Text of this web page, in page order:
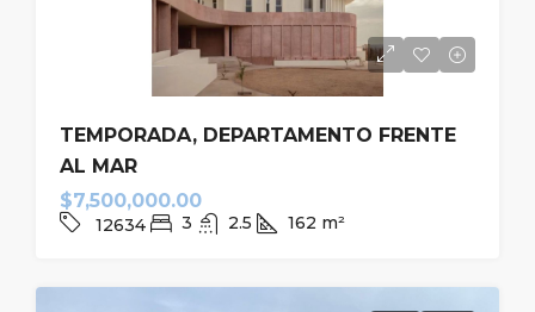
TEMPORADA, DEPARTAMENTO FRENTE
AL MAR
$7,500,000.00
12634 3 2.5 162 m²